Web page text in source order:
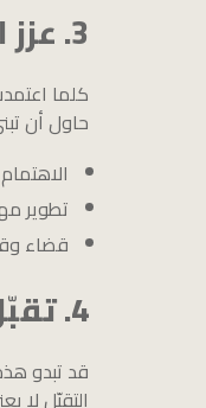
3. عزز استقلالك العاطفي
كلما
حاول أن
تطوير
قضاء
4. تقبّل فكرة أن الفقد جزء من الحياة
قد تبدو
التقبّل لا